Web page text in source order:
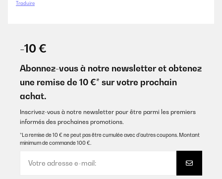
Traduire
-10 €
Abonnez-vous à notre newsletter et obtenez
une remise de 10 €* sur votre prochain
achat.
Inscrivez-vous à notre newsletter pour être parmi les premiers
informés des prochaines promotions.
*La remise de 10 € ne peut pas être cumulée avec d’autres coupons. Montant
minimum de commande 100 €.